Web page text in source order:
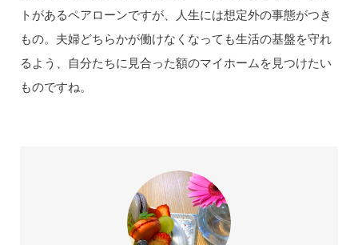
トがあるペアローンですが、人生には想定外の事態がつき
もの。夫婦どちらかが働けなくなっても生活の基盤を守れ
るよう、自分たちに見合った額のマイホームを見つけたい
ものですね。